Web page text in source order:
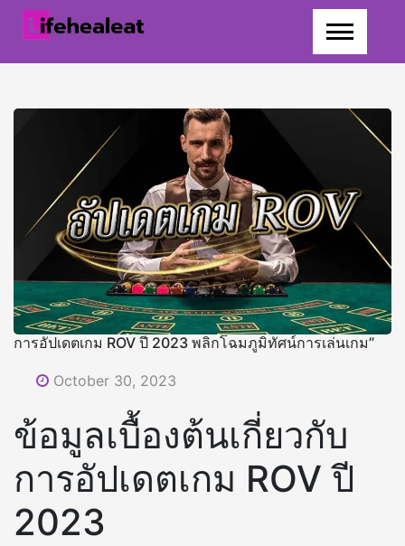
Skip
การอัปเดตเกม ROV ปี 2023 พลิกโฉมภูมิทัศน์การเล่นเกม”
October 30, 2023
ข้อมูลเบื้องต้นเกี่ยวกับ
การอัปเดตเกม ROV ปี
2023